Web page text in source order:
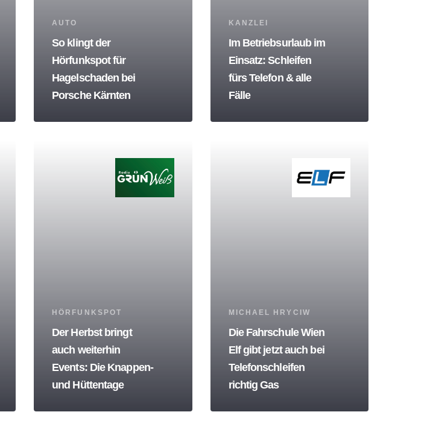
Tags
AUTO
So klingt der
Hörfunkspot für
Hagelschaden bei
Porsche Kärnten
Tags
KANZLEI
Im Betriebsurlaub im
Einsatz: Schleifen
fürs Telefon & alle
Fälle
Tags
HÖRFUNKSPOT
Der Herbst bringt
auch weiterhin
Events: Die Knappen-
und Hüttentage
Tags
MICHAEL HRYCIW
Die Fahrschule Wien
Elf gibt jetzt auch bei
Telefonschleifen
richtig Gas